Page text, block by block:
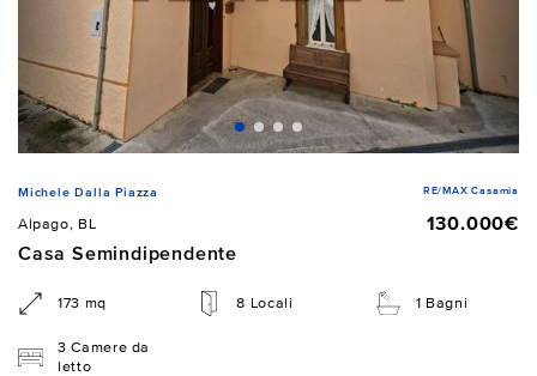
Michele Dalla Piazza RE/MAX Casamia
Alpago, BL
130.000€
Casa Semindipendente
173 mq 8 Locali 1 Bagni
3 Camere da
letto